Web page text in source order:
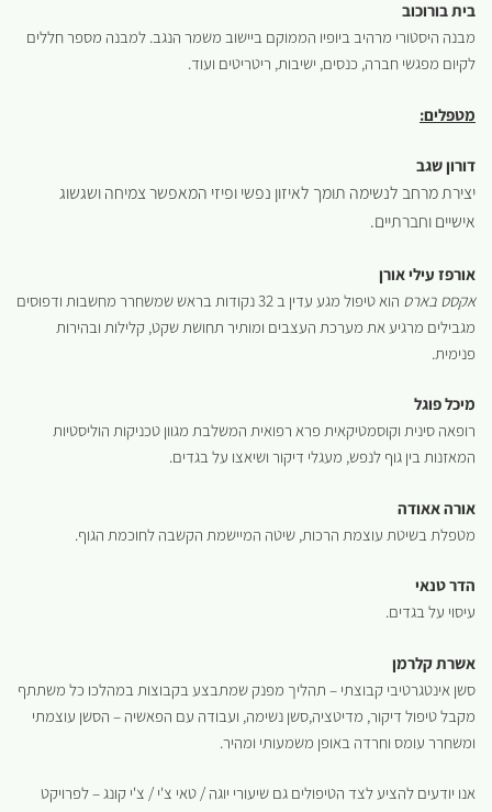
בית בורוכוב
מבנה היסטורי מרהיב ביופיו הממוקם ביישוב משמר הנגב. למבנה מספר חללים
לקיום מפגשי חברה, כנסים, ישיבות, ריטריטים ועוד.
מטפלים:
דורון שגב
יצירת מרחב לנשימה תומך לאיזון נפשי ופיזי המאפשר צמיחה ושגשוג
אישיים וחברתיים.
אורפז עילי אורן
אקסס בארס
הוא טיפול מגע עדין ב 32 נקודות בראש שמשחרר מחשבות ודפוסים
מגבילים מרגיע את מערכת העצבים ומותיר תחושת שקט, קלילות ובהירות
פנימית.
מיכל פוגל
רופאה סינית וקוסמטיקאית פרא רפואית המשלבת מגוון טכניקות הוליסטיות
המאזנות בין גוף לנפש, מעגלי דיקור ושיאצו על בגדים.
אורה אאודה
מטפלת בשיטת עוצמת הרכות, שיטה המיישמת הקשבה לחוכמת הגוף.
הדר טנאי
עיסוי על בגדים.
אשרת קלרמן
סשן אינטגרטיבי קבוצתי – תהליך מפנק שמתבצע בקבוצות במהלכו כל משתתף
מקבל טיפול דיקור, מדיטציה,סשן נשימה, ועבודה עם הפאשיה – הסשן עוצמתי
ומשחרר עומס וחרדה באופן משמעותי ומהיר.
אנו יודעים להציע לצד הטיפולים גם שיעורי יוגה / טאי צ'י / צ'י קונג – לפרויקט